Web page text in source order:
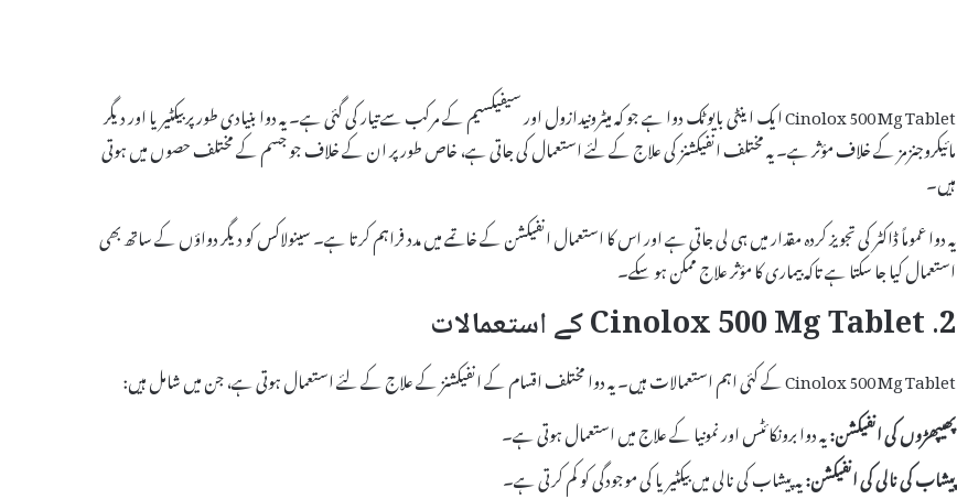
Cinolox 500 Mg Tablet ایک اینٹی بایوٹک دوا ہے جو کہ میٹرونیدازول اور سیفیکسیم کے مرکب سے تیار کی گئی ہے۔ یہ دوا بنیادی طور پر بیکٹیریا اور دیگر
مائیکروجنزمز کے خلاف مؤثر ہے۔ یہ مختلف انفیکشنز کی علاج کے لئے استعمال کی جاتی ہے، خاص طور پر ان کے خلاف جو جسم کے مختلف حصوں میں ہوتی
ہیں۔
یہ دوا عموماً ڈاکٹر کی تجویز کردہ مقدار میں ہی لی جاتی ہے اور اس کا استعمال انفیکشن کے خاتمے میں مدد فراہم کرتا ہے۔ سینولاکس کو دیگر دواؤں کے ساتھ بھی
استعمال کیا جا سکتا ہے تاکہ بیماری کا مؤثر علاج ممکن ہو سکے۔
2. Cinolox 500 Mg Tablet کے استعمالات
Cinolox 500 Mg Tablet کے کئی اہم استعمالات ہیں۔ یہ دوا مختلف اقسام کے انفیکشنز کے علاج کے لئے استعمال ہوتی ہے، جن میں شامل ہیں:
پھیپھڑوں کی انفیکشن:یہ دوا برونکائٹس اور نمونیا کے علاج میں استعمال ہوتی ہے۔
پیشاب کی نالی کی انفیکشن:یہ پیشاب کی نالی میں بیکٹیریا کی موجودگی کو کم کرتی ہے۔